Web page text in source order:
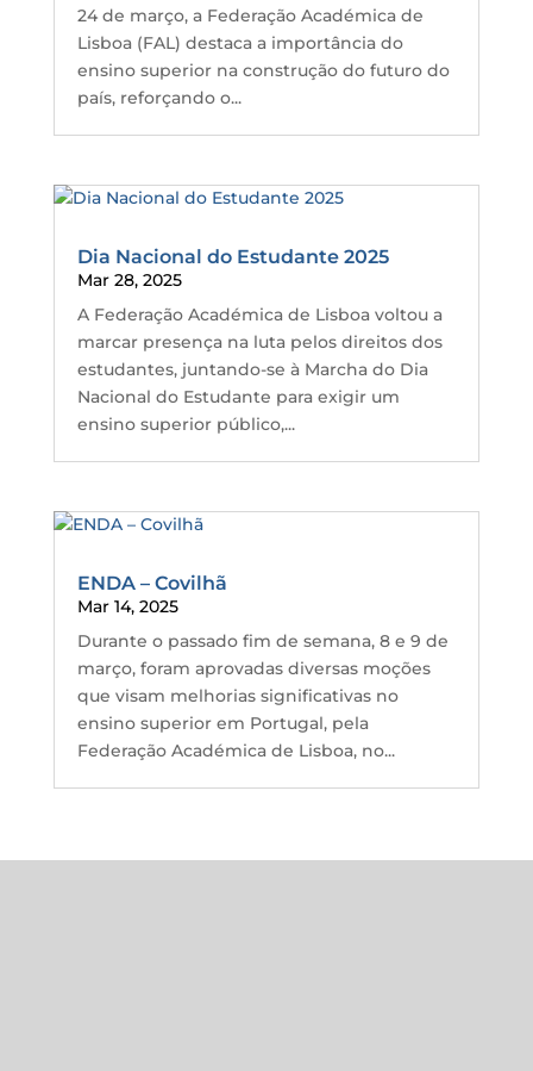
24 de março, a Federação Académica de
Lisboa (FAL) destaca a importância do
ensino superior na construção do futuro do
país, reforçando o...
Dia Nacional do Estudante 2025
Mar 28, 2025
A Federação Académica de Lisboa voltou a
marcar presença na luta pelos direitos dos
estudantes, juntando-se à Marcha do Dia
Nacional do Estudante para exigir um
ensino superior público,...
ENDA – Covilhã
Mar 14, 2025
Durante o passado fim de semana, 8 e 9 de
março, foram aprovadas diversas moções
que visam melhorias significativas no
ensino superior em Portugal, pela
Federação Académica de Lisboa, no...